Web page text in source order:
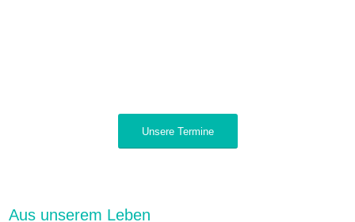
Unsere Termine
Aus unserem Leben